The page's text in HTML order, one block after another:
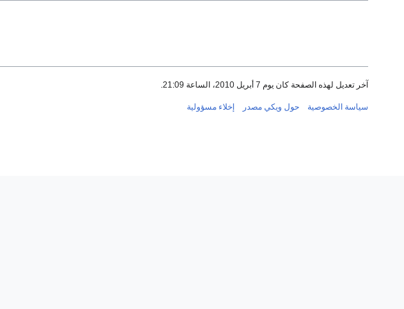
آخر تعديل لهذه الصفحة كان يوم 7 أبريل 2010، الساعة 21:09.
سياسة الخصوصية حول ويكي مصدر إخلاء مسؤولية